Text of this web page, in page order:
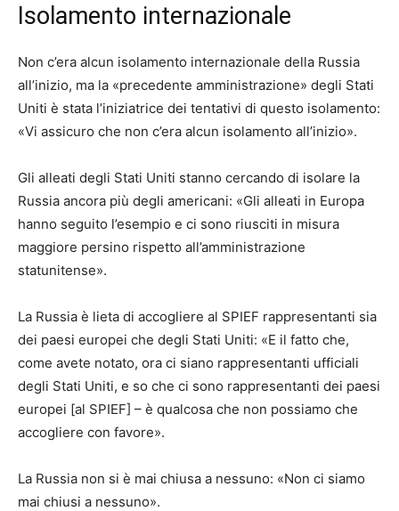
Isolamento internazionale
Non c’era alcun isolamento internazionale della Russia
all’inizio, ma la «precedente amministrazione» degli Stati
Uniti è stata l’iniziatrice dei tentativi di questo isolamento:
«Vi assicuro che non c’era alcun isolamento all’inizio».
Gli alleati degli Stati Uniti stanno cercando di isolare la
Russia ancora più degli americani: «Gli alleati in Europa
hanno seguito l’esempio e ci sono riusciti in misura
maggiore persino rispetto all’amministrazione
statunitense».
La Russia è lieta di accogliere al SPIEF rappresentanti sia
dei paesi europei che degli Stati Uniti: «E il fatto che,
come avete notato, ora ci siano rappresentanti ufficiali
degli Stati Uniti, e so che ci sono rappresentanti dei paesi
europei [al SPIEF] – è qualcosa che non possiamo che
accogliere con favore».
La Russia non si è mai chiusa a nessuno: «Non ci siamo
mai chiusi a nessuno».